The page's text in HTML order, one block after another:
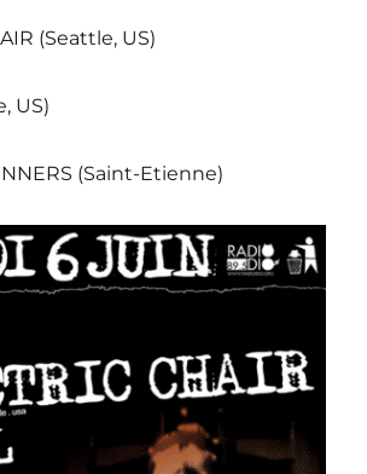
(Seattle, US)
US)
(Saint-Etienne)